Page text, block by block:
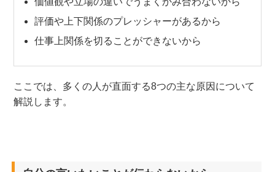
評価や上下関係のプレッシャーがあるから
仕事上関係を切ることができないから
ここでは、多くの人が直面する8つの主な原因について
解説します。